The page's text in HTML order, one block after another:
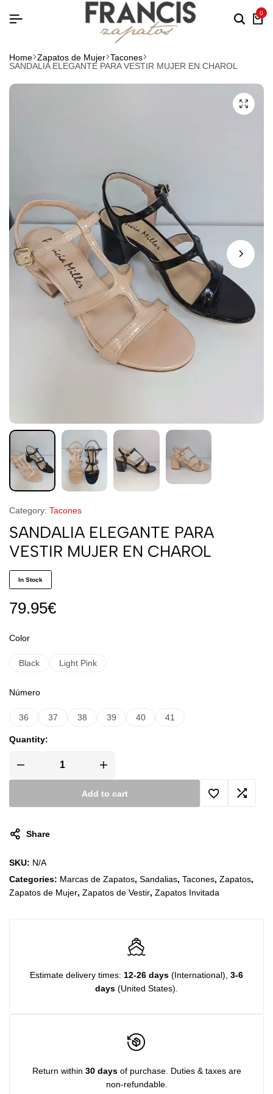
0
Home Zapatos de Mujer Tacones
SANDALIA ELEGANTE PARA VESTIR MUJER EN CHAROL
Category: Tacones
SANDALIA ELEGANTE PARA
VESTIR MUJER EN CHAROL
In Stock
79.95€
Color
Black Light Pink
Número
36 37 38 39 40 41
Quantity:
Add to cart
Share
SKU: N/A
Categories: Marcas de Zapatos, Sandalias, Tacones, Zapatos,
Zapatos de Mujer, Zapatos de Vestir, Zapatos Invitada
Estimate delivery times: 12-26 days (International), 3-6
days (United States).
Return within 30 daysof purchase. Duties & taxes are
non-refundable.